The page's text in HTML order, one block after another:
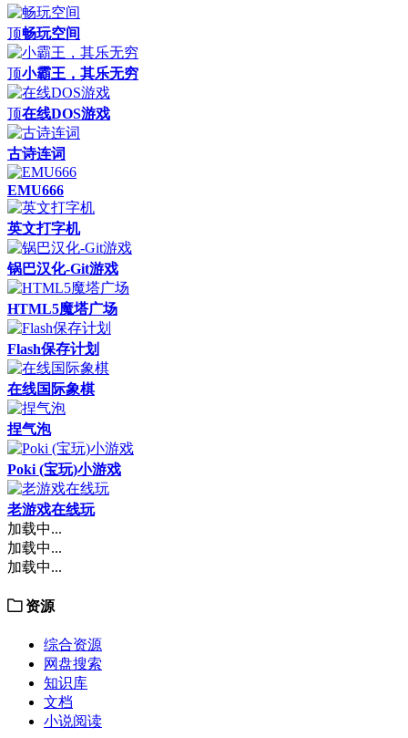
顶畅玩空间
顶小霸王，其乐无穷
顶在线DOS游戏
古诗连词
EMU666
英文打字机
锅巴汉化-Git游戏
HTML5魔塔广场
Flash保存计划
在线国际象棋
捏气泡
Poki (宝玩)小游戏
老游戏在线玩
加载中...
加载中...
加载中...
资源
综合资源
网盘搜索
知识库
文档
小说阅读